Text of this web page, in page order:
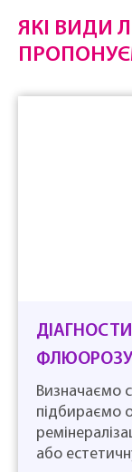
ЯКІ ВИДИ
ФЛЮОРОЗУ
Визначаємо
підбираємо
або